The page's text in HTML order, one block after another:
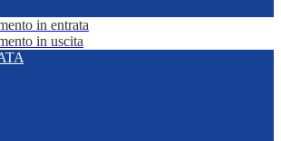
in entrata
in uscita